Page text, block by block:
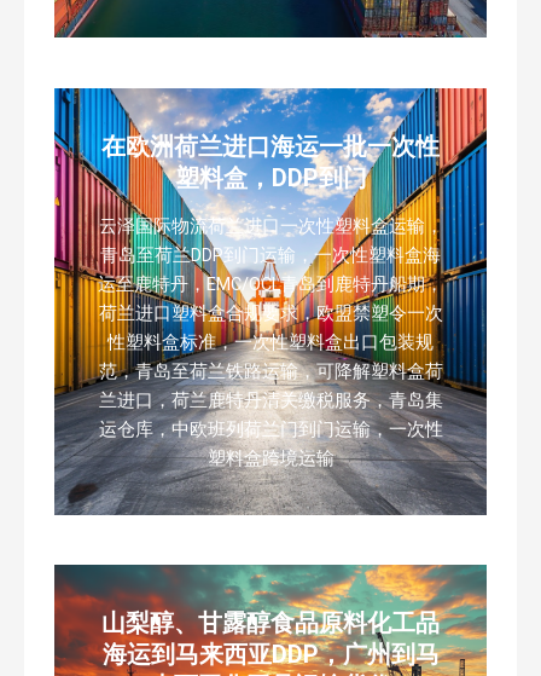
在欧洲荷兰进口海运一批一次性
塑料盒，DDP到门
云泽国际物流荷兰进口一次性塑料盒运输，
青岛至荷兰DDP到门运输，一次性塑料盒海
运至鹿特丹，EMC/OCL青岛到鹿特丹船期，
荷兰进口塑料盒合规要求，欧盟禁塑令一次
性塑料盒标准，一次性塑料盒出口包装规
范，青岛至荷兰铁路运输，可降解塑料盒荷
兰进口，荷兰鹿特丹清关缴税服务，青岛集
运仓库，中欧班列荷兰门到门运输，一次性
塑料盒跨境运输
山梨醇、甘露醇食品原料化工品
海运到马来西亚DDP，广州到马